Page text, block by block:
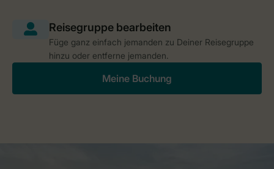
Füge ganz einfach jemanden zu Deiner Reisegruppe
hinzu oder entferne jemanden.
Meine Buchung